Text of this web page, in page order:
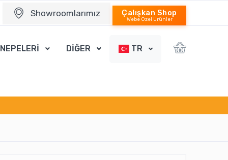
Showroomlarımız Çalışkan Shop
Webe Özel Ürünler
DİĞER TR